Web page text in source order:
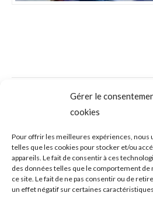
Gérer le
cookies
Pour offrir les meilleures expériences, nous
telles que les cookies pour stocker et/ou
appareils. Le fait de consentir à ces
des données telles que le comportement de
ce site. Le fait de ne pas consentir ou de
un effet négatif sur certaines
NAVIGATION
COMMENTAIRE
ONGLET
RUNNING sur ROUTE
Foulées Rosées le 2
ensemble pour la
ONGLET